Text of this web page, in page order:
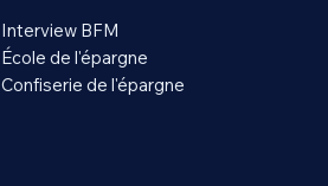
Interview BFM
École de l'épargne
Confiserie de l'épargne